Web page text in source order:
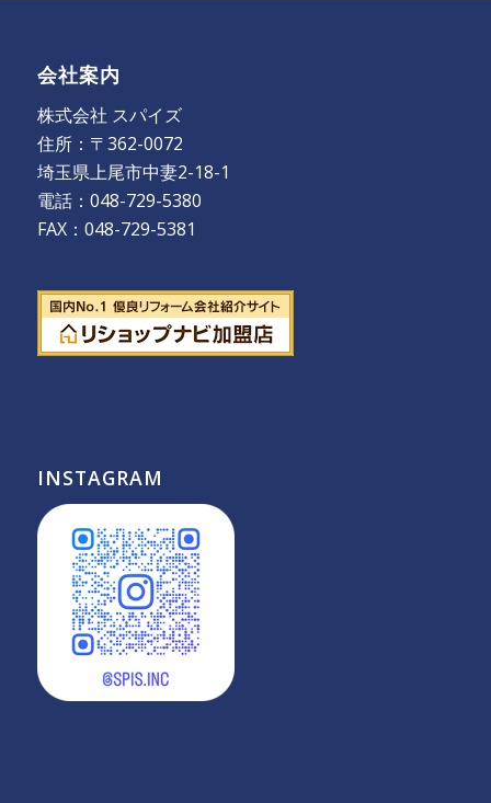
会社案内
株式会社 スパイズ
住所：〒362-0072
埼玉県上尾市中妻2-18-1
電話：048-729-5380
FAX：048-729-5381
INSTAGRAM